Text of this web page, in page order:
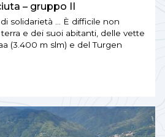
– gruppo II
solidarietà … È difficile non
e dei suoi abitanti, delle vette
(3.400 m slm) e del Turgen